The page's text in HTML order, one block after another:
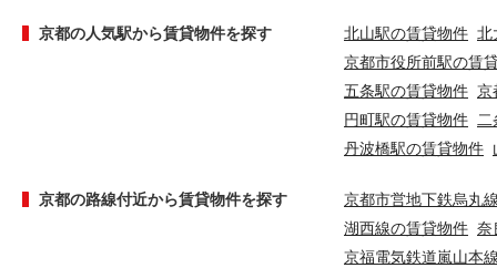
京都の人気駅から賃貸物件を探す 北山駅の賃貸物件 北
京都市役所前駅の賃
五条駅の賃貸物件 京
円町駅の賃貸物件 二
丹波橋駅の賃貸物件
京都の路線付近から賃貸物件を探す
京都市営地下鉄烏丸
湖西線の賃貸物件 奈
京福電気鉄道嵐山本